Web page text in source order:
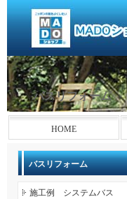
バスリフォーム
HOME
バスリフォーム
施工例 システムバス